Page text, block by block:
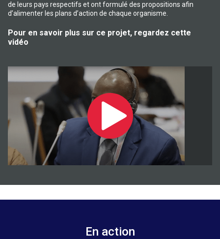
de leurs pays respectifs et ont formulé des propositions afin
d’alimenter les plans d’action de chaque organisme.
Pour en savoir plus sur ce projet, regardez cette
vidéo
En action